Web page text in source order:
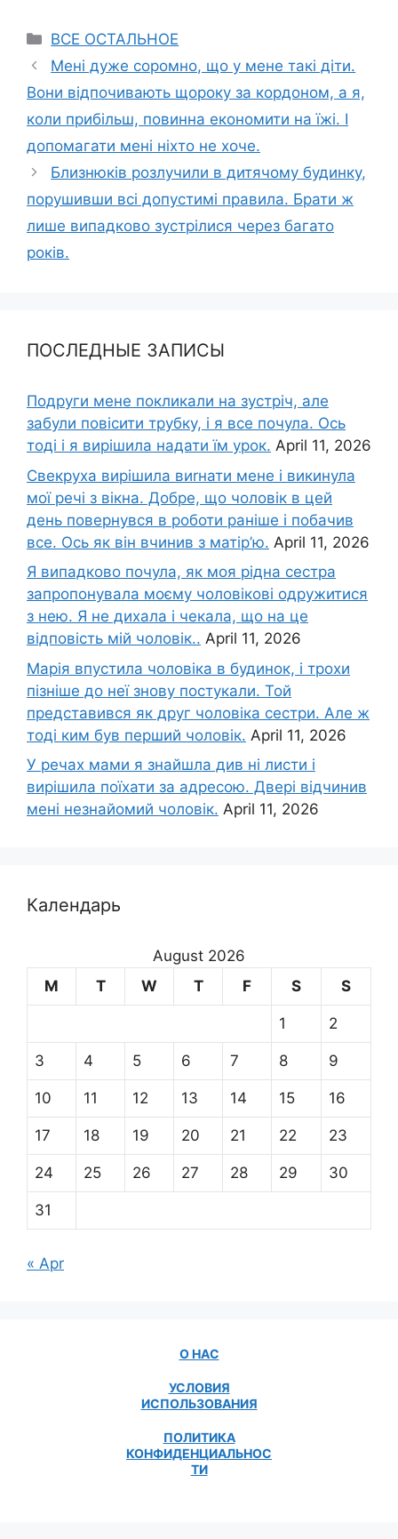
Categories
ВСЕ ОСТАЛЬНОЕ
Мені дуже соромно, що у мене такі діти.
Вони відпочивають щороку за кордоном, а я,
коли прибільш, повинна економити на їжі. І
допомагати мені ніхто не хоче.
Близнюків розлучили в дитячому будинку,
порушивши всі допустимі правила. Брати ж
лише випадково зустрілися через багато
років.
ПОСЛЕДНЫЕ ЗАПИСЫ
Подруги мене покликали на зустріч, але
забули повісити трубку, і я все почула. Ось
тоді і я вирішила надати їм урок. April 11, 2026
Свекруха вирішила виrнати мене і викинула
мої речі з вікна. Добре, що чоловік в цей
день повернувся в роботи раніше і побачив
все. Ось як він вчинив з матір’ю. April 11, 2026
Я випадково почула, як моя рідна сестра
запропонувала моєму чоловікові одружитися
з нею. Я не дихала і чекала, що на це
відповість мій чоловік.. April 11, 2026
Марія впустила чоловіка в будинок, і трохи
пізніше до неї знову постукали. Той
представився як друг чоловіка сестри. Але ж
тоді ким був перший чоловік. April 11, 2026
У речах мами я знайшла див ні листи і
вирішила поїхати за адресою. Двері відчинив
мені незнайомий чоловік. April 11, 2026
Календарь
August 2026
M
T W T F S S
1 2
3 4 5 6 7 8 9
10 11 12 13 14 15 16
17 18 19 20 21 22 23
24 25 26 27 28 29 30
31
« Apr
О НАС
УСЛОВИЯ
ИСПОЛЬЗОВАНИЯ
ПОЛИТИКА
КОНФИДЕНЦИАЛЬНОС
ТИ